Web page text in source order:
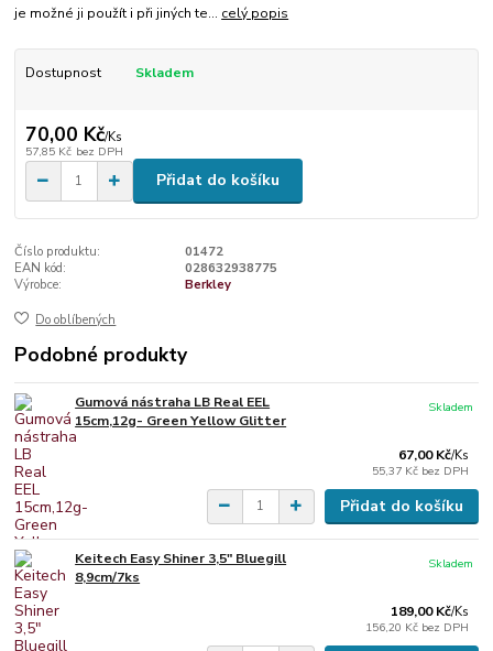
je možné ji použít i při jiných te... celý popis
Dostupnost Skladem
70,00 Kč/Ks
57,85 Kč bez DPH
Přidat do košíku
Číslo produktu:
01472
EAN kód:
028632938775
Výrobce:
Berkley
Do oblíbených
Podobné produkty
Gumová nástraha LB Real EEL
15cm,12g- Green Yellow Glitter
67,00 Kč/Ks
55,37 Kč bez DPH
Skladem
Přidat do košíku
Keitech Easy Shiner 3,5" Bluegill
8,9cm/7ks
189,00 Kč/Ks
156,20 Kč bez DPH
Skladem